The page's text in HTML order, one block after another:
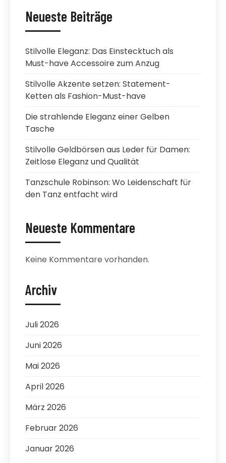
Neueste Beiträge
Stilvolle Eleganz: Das Einstecktuch als
Must-have Accessoire zum Anzug
Stilvolle Akzente setzen: Statement-
Ketten als Fashion-Must-have
Die strahlende Eleganz einer Gelben
Tasche
Stilvolle Geldbörsen aus Leder für Damen:
Zeitlose Eleganz und Qualität
Tanzschule Robinson: Wo Leidenschaft für
den Tanz entfacht wird
Neueste Kommentare
Keine Kommentare vorhanden.
Archiv
Juli 2026
Juni 2026
Mai 2026
April 2026
März 2026
Februar 2026
Januar 2026